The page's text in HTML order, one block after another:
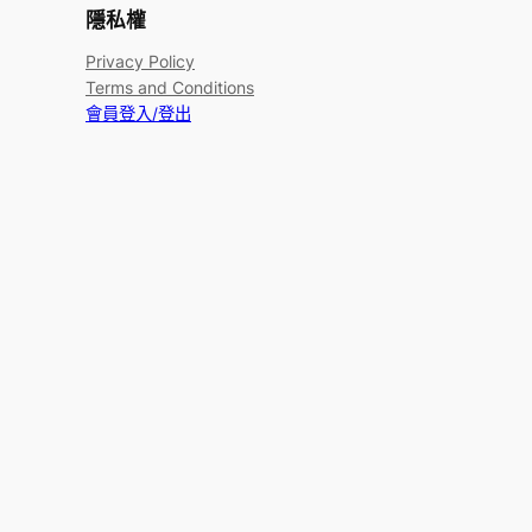
隱私權
Privacy Policy
Terms and Conditions
會員登入/登出